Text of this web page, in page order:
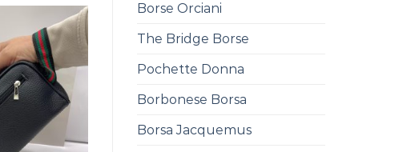
Borse Orciani
The Bridge Borse
Pochette Donna
Borbonese Borsa
Borsa Jacquemus